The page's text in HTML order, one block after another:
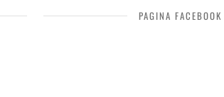
PAGINA FACEBOOK